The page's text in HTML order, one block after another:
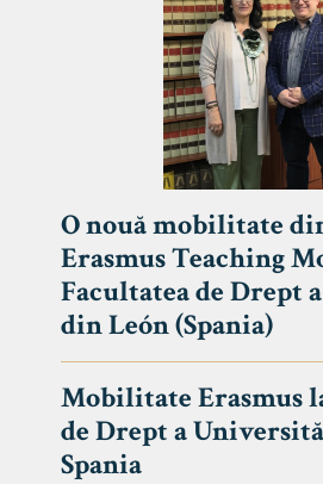
O nouă mobilitate
Erasmus Teaching
Facultatea de Drept
din León (Spania)
Mobilitate Erasmus
de Drept a
Spania